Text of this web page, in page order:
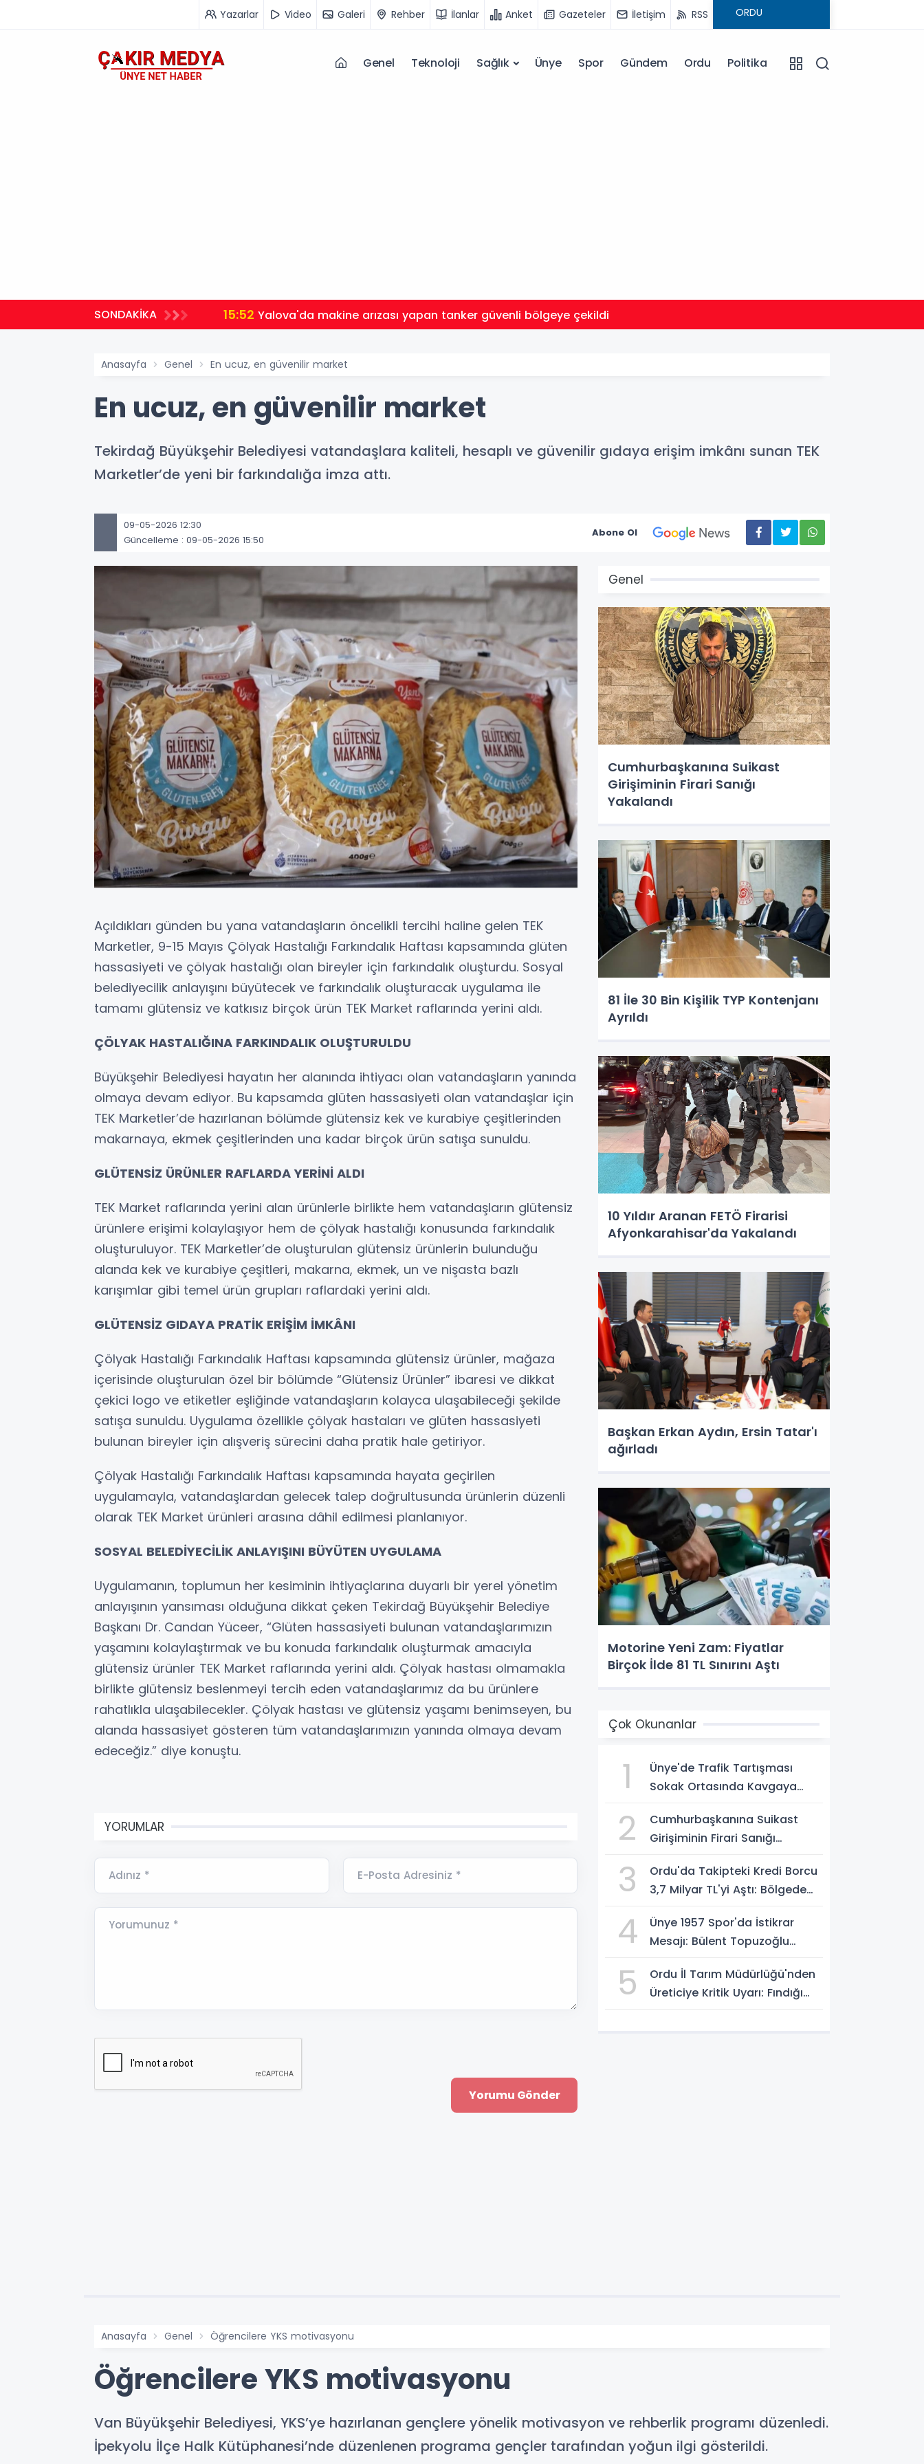
Yazarlar Video Galeri Rehber İlanlar Anket Gazeteler İletişim RSS
Genel Teknoloji Sağlık Ünye Spor Gündem Ordu Politika
SONDAKİKA 15:52 Yalova'da makine arızası yapan tanker güvenli bölgeye çekildi
Anasayfa Genel En ucuz, en güvenilir market
En ucuz, en güvenilir market
Tekirdağ Büyükşehir Belediyesi vatandaşlara kaliteli, hesaplı ve güvenilir gıdaya erişim imkânı sunan TEK
Marketler’de yeni bir farkındalığa imza attı.
09-05-2026 12:30
Güncelleme : 09-05-2026 15:50
Abone Ol
Açıldıkları günden bu yana vatandaşların öncelikli tercihi haline gelen TEK
Marketler, 9-15 Mayıs Çölyak Hastalığı Farkındalık Haftası kapsamında glüten
hassasiyeti ve çölyak hastalığı olan bireyler için farkındalık oluşturdu. Sosyal
belediyecilik anlayışını büyütecek ve farkındalık oluşturacak uygulama ile
tamamı glütensiz ve katkısız birçok ürün TEK Market raflarında yerini aldı.
ÇÖLYAK HASTALIĞINA FARKINDALIK OLUŞTURULDU
Büyükşehir Belediyesi hayatın her alanında ihtiyacı olan vatandaşların yanında
olmaya devam ediyor. Bu kapsamda glüten hassasiyeti olan vatandaşlar için
TEK Marketler’de hazırlanan bölümde glütensiz kek ve kurabiye çeşitlerinden
makarnaya, ekmek çeşitlerinden una kadar birçok ürün satışa sunuldu.
GLÜTENSİZ ÜRÜNLER RAFLARDA YERİNİ ALDI
TEK Market raflarında yerini alan ürünlerle birlikte hem vatandaşların glütensiz
ürünlere erişimi kolaylaşıyor hem de çölyak hastalığı konusunda farkındalık
oluşturuluyor. TEK Marketler’de oluşturulan glütensiz ürünlerin bulunduğu
alanda kek ve kurabiye çeşitleri, makarna, ekmek, un ve nişasta bazlı
karışımlar gibi temel ürün grupları raflardaki yerini aldı.
GLÜTENSİZ GIDAYA PRATİK ERİŞİM İMKÂNI
Çölyak Hastalığı Farkındalık Haftası kapsamında glütensiz ürünler, mağaza
içerisinde oluşturulan özel bir bölümde “Glütensiz Ürünler” ibaresi ve dikkat
çekici logo ve etiketler eşliğinde vatandaşların kolayca ulaşabileceği şekilde
satışa sunuldu. Uygulama özellikle çölyak hastaları ve glüten hassasiyeti
bulunan bireyler için alışveriş sürecini daha pratik hale getiriyor.
Çölyak Hastalığı Farkındalık Haftası kapsamında hayata geçirilen
uygulamayla, vatandaşlardan gelecek talep doğrultusunda ürünlerin düzenli
olarak TEK Market ürünleri arasına dâhil edilmesi planlanıyor.
SOSYAL BELEDİYECİLİK ANLAYIŞINI BÜYÜTEN UYGULAMA
Uygulamanın, toplumun her kesiminin ihtiyaçlarına duyarlı bir yerel yönetim
anlayışının yansıması olduğuna dikkat çeken Tekirdağ Büyükşehir Belediye
Başkanı Dr. Candan Yüceer, “Glüten hassasiyeti bulunan vatandaşlarımızın
yaşamını kolaylaştırmak ve bu konuda farkındalık oluşturmak amacıyla
glütensiz ürünler TEK Market raflarında yerini aldı. Çölyak hastası olmamakla
birlikte glütensiz beslenmeyi tercih eden vatandaşlarımız da bu ürünlere
rahatlıkla ulaşabilecekler. Çölyak hastası ve glütensiz yaşamı benimseyen, bu
alanda hassasiyet gösteren tüm vatandaşlarımızın yanında olmaya devam
edeceğiz.” diye konuştu.
YORUMLAR
Adınız * E-Posta Adresiniz *
Yorumunuz *
Genel
Cumhurbaşkanına Suikast
Girişiminin Firari Sanığı
Yakalandı
81 İle 30 Bin Kişilik TYP Kontenjanı
Ayrıldı
10 Yıldır Aranan FETÖ Firarisi
Afyonkarahisar'da Yakalandı
Başkan Erkan Aydın, Ersin Tatar'ı
ağırladı
Motorine Yeni Zam: Fiyatlar
Birçok İlde 81 TL Sınırını Aştı
Çok Okunanlar
1
Ünye'de Trafik Tartışması
Sokak Ortasında Kavgaya
2
Cumhurbaşkanına Suikast
Girişiminin Firari Sanığı
3
Ordu'da Takipteki Kredi Borcu
3,7 Milyar TL'yi Aştı: Bölgede
4
Ünye 1957 Spor'da İstikrar
Mesajı: Bülent Topuzoğlu
5
Ordu İl Tarım Müdürlüğü'nden
Üreticiye Kritik Uyarı: Fındığı
Anasayfa Genel Öğrencilere YKS motivasyonu
Öğrencilere YKS motivasyonu
Van Büyükşehir Belediyesi, YKS’ye hazırlanan gençlere yönelik motivasyon ve rehberlik programı düzenledi.
İpekyolu İlçe Halk Kütüphanesi’nde düzenlenen programa gençler tarafından yoğun ilgi gösterildi.